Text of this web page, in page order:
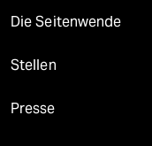
Die Seitenwende
Stellen
Presse